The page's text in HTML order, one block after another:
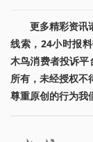
更多精彩资讯
线索，24小时报
木鸟消费者投诉平
所有，未经授权
尊重原创的行为我